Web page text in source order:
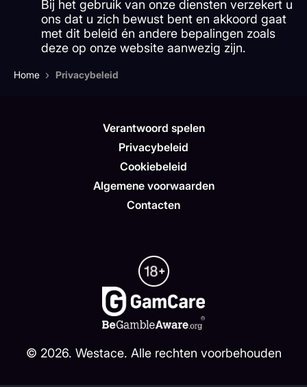
Bij het gebruik van onze diensten verzekert u
ons dat u zich bewust bent en akkoord gaat
met dit beleid én andere bepalingen zoals
deze op onze website aanwezig zijn.
Home › Privacybeleid
Verantwoord spelen
Privacybeleid
Cookiebeleid
Algemene voorwaarden
Contacten
© 2026. Westace. Alle rechten voorbehouden